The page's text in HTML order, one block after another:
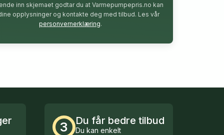
inn skjemaet godtar du at Varmepumpepris.no kan
opplysninger og kontakte deg med tilbud. Les vår
personvernerklæring.
3 Du får bedre tilbud
Du kan enkelt